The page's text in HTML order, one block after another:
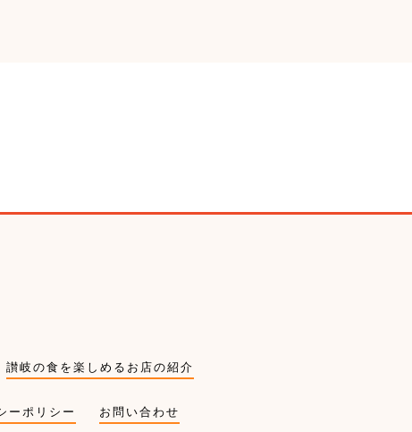
讃岐の食を楽しめるお店の紹介
ーポリシー お問い合わせ